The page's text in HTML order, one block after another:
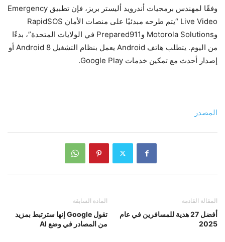
وفقًا لمهندس برمجيات أندرويد أليستر بريز، فإن تطبيق Emergency
Live Video “يتم طرحه مبدئيًا على منصات الأمان RapidSOS
وMotorola Solutions وPrepared911 في الولايات المتحدة”، بدءًا
من اليوم. يتطلب هاتف Android يعمل بنظام التشغيل Android 8 أو
إصدار أحدث مع تمكين خدمات Google Play.
المصدر
المادة السابقة
تقول Google إنها سترتبط بمزيد
من المصادر في وضع AI
المقالة القادمة
أفضل 27 هدية للمسافرين في عام
2025